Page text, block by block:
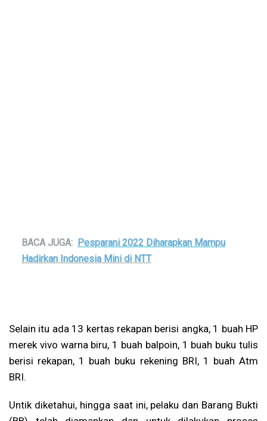
BACA JUGA: Pesparani 2022 Diharapkan Mampu
Hadirkan Indonesia Mini di NTT
Selain itu ada 13 kertas rekapan berisi angka, 1 buah HP
merek vivo warna biru, 1 buah balpoin, 1 buah buku tulis
berisi rekapan, 1 buah buku rekening BRI, 1 buah Atm
BRI.
Untik diketahui, hingga saat ini, pelaku dan Barang Bukti